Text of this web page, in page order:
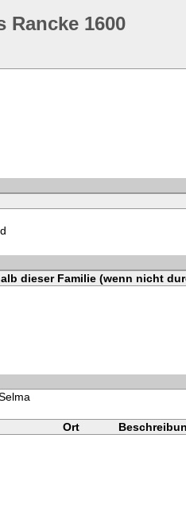
Rancke 1600
dieser Familie (wenn nicht
Ort